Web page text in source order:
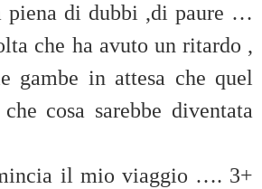
piena di dubbi ,di paure …
che ha avuto un ritardo ,
gambe in attesa che quel
cosa sarebbe diventata
il mio viaggio …. 3+